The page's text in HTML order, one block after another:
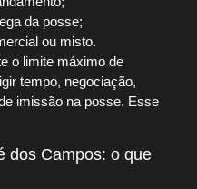
da posse;
ou misto.
o limite máximo de
tempo, negociação,
imissão na posse. Esse
dos Campos: o que